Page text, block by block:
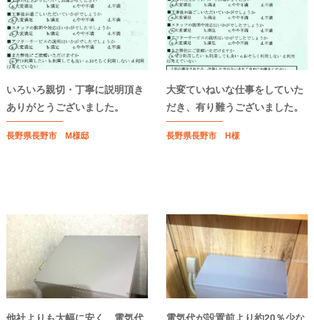
いろいろ親切・丁寧に説明頂き
ありがとうございました。
長野県長野市 M様邸
大変ていねいな仕事をしていた
だき、有り難うございました。
長野県長野市 H様